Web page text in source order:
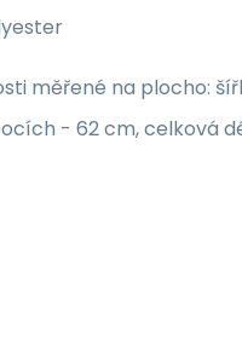
měřené na plocho:
- 62 cm, celková